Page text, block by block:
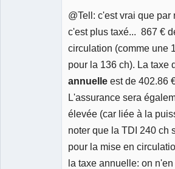
@Tell: c'est vrai que par
c'est plus taxé... 867 €
circulation (comme une
pour la 136 ch). La taxe
annuelle est de 402.86
L'assurance sera
élevée (car liée à la
noter que la TDI 240 ch
pour la mise en
la taxe annuelle: on